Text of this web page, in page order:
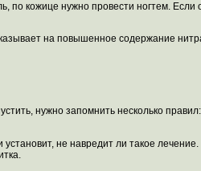
кожице нужно провести ногтем. Если
на повышенное содержание
нужно запомнить несколько правил:
не навредит ли такое лечение.